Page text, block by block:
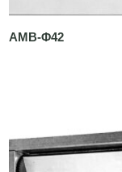
AMB-Φ42